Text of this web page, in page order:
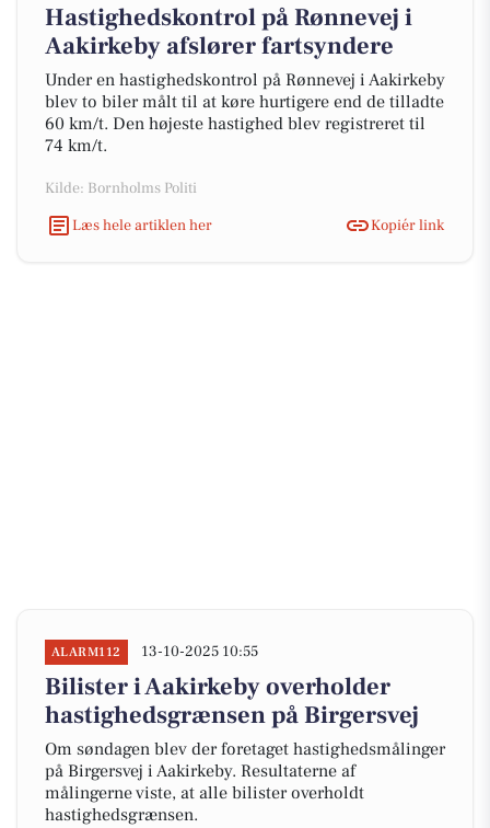
Hastighedskontrol på Rønnevej i
Aakirkeby afslører fartsyndere
Under en hastighedskontrol på Rønnevej i Aakirkeby
blev to biler målt til at køre hurtigere end de tilladte
60 km/t. Den højeste hastighed blev registreret til
74 km/t.
Kilde: Bornholms Politi
Læs hele artiklen her
Kopiér link
ALARM112 13-10-2025 10:55
Bilister i Aakirkeby overholder
hastighedsgrænsen på Birgersvej
Om søndagen blev der foretaget hastighedsmålinger
på Birgersvej i Aakirkeby. Resultaterne af
målingerne viste, at alle bilister overholdt
hastighedsgrænsen.